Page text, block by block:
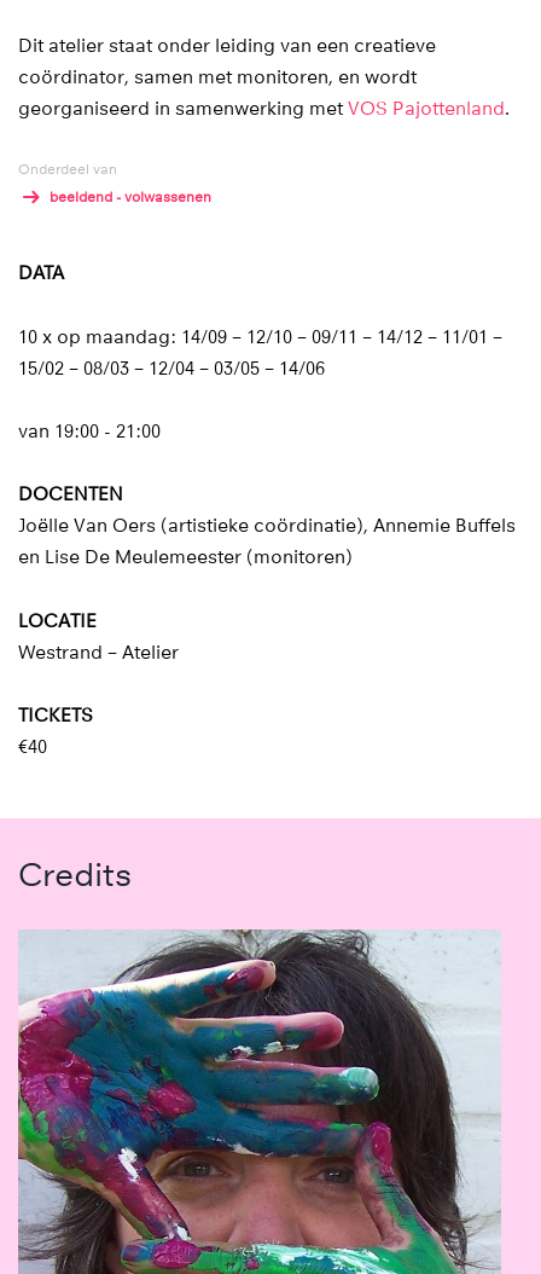
Dit atelier staat onder leiding van een creatieve
coördinator, samen met monitoren, en wordt
georganiseerd in samenwerking metVOS Pajottenland.
Onderdeel van
beeldend - volwassenen
DATA
10 x op maandag: 14/09 – 12/10 – 09/11 – 14/12 – 11/01 –
15/02 – 08/03 – 12/04 – 03/05 – 14/06
van 19:00 - 21:00
DOCENTEN
Joëlle Van Oers (artistieke coördinatie), Annemie Buffels
en Lise De Meulemeester (monitoren)
LOCATIE
Westrand – Atelier
TICKETS
€40
Credits